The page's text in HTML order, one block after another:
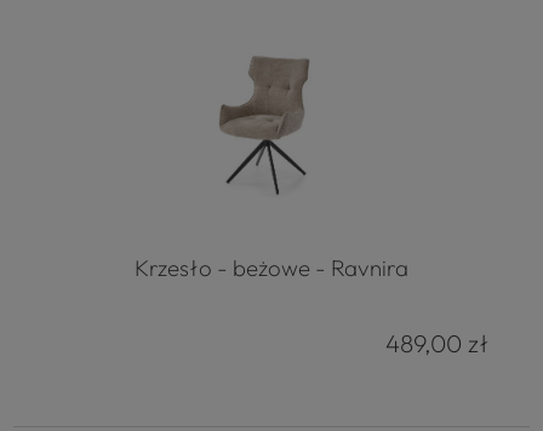
Krzesło - beżowe - Ravnira
489,00 zł